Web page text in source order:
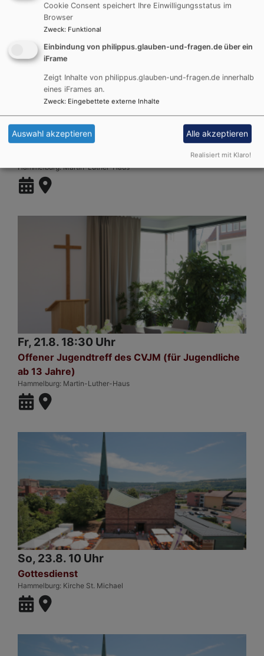
Fr, 21.8. 17 Uhr
Hammelburg Martin-Luther-Haus
Fr, 21.8. 18:30 Uhr
Offener Jugendtreff des CVJM (für Jugendliche
ab 13 Jahre)
Hammelburg Martin-Luther-Haus
So, 23.8. 10 Uhr
Gottesdienst
Hammelburg Kirche St. Michael
Cookie Consent speichert Ihre Einwilligungsstatus im
Browser
Zweck: Funktional
Einbindung von philippus.glauben-und-fragen.de über ein
iFrame
Zeigt Inhalte von philippus.glauben-und-fragen.de innerhalb
eines iFrames an.
Zweck: Eingebettete externe Inhalte
Auswahl akzeptieren Alle akzeptieren
Realisiert mit Klaro!